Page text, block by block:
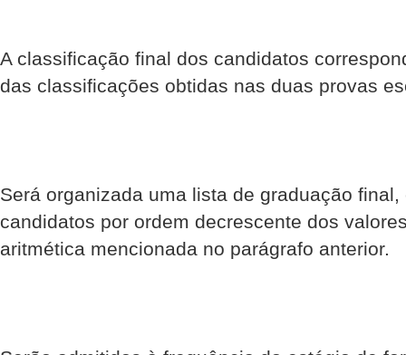
A classificação final dos candidatos
das classificações obtidas nas duas provas
Será organizada uma lista de graduação
candidatos por ordem decrescente dos
aritmética mencionada no parágrafo anterior.